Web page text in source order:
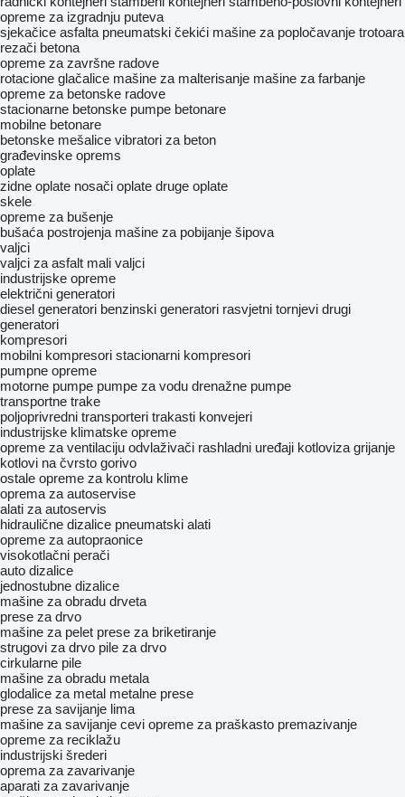
opreme za izgradnju puteva
sјekačice asfalta pneumatski čekići mašine za popločavanje trotoara
rezači betona
opreme za završne radove
rotacione glačalice mašine za malterisanje mašine za farbanje
opreme za betonske radove
stacionarne betonske pumpe betonare
mobilne betonare
betonske mešalice vibratori za beton
građevinske oprems
oplate
zidne oplate nosači oplate druge oplate
skele
opreme za bušenje
bušaća postrojenja mašine za pobijanje šipova
valjci
valjci za asfalt mali valjci
industrijske opreme
električni generatori
diesel generatori benzinski generatori rasvjetni tornjevi drugi
generatori
kompresori
mobilni kompresori stacionarni kompresori
pumpne opreme
motorne pumpe pumpe za vodu drenažne pumpe
transportne trake
poljoprivredni transporteri trakasti konvejeri
industrijske klimatske opreme
opreme za ventilaciju odvlaživači rashladni uređaji kotloviza grijanje
kotlovi na čvrsto gorivo
ostale opreme za kontrolu klime
oprema za autoservise
alati za autoservis
hidraulične dizalice pneumatski alati
opreme za autopraonice
visokotlačni perači
auto dizalice
jednostubne dizalice
mašine za obradu drveta
prese za drvo
mašine za pelet prese za briketiranje
strugovi za drvo pile za drvo
cirkularne pile
mašine za obradu metala
glodalice za metal metalne prese
prese za savijanje lima
mašine za savijanje cevi opreme za praškasto premazivanje
opreme za reciklažu
industrijski šrederi
oprema za zavarivanje
aparati za zavarivanje